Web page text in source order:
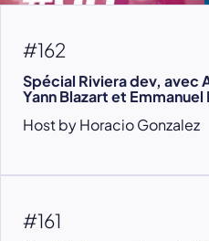
#162
Spécial Riviera dev, avec
Yann Blazart et Emmanuel
Host by Horacio Gonzalez
#161